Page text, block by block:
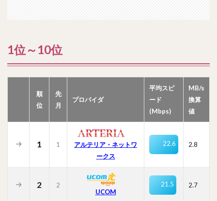
1位～10位
順
位
先
月
プロバイダ
平均スピ
ード
(Mbps)
MB/s
換算
値
1 1
アルテリア・ネットワ
ークス
22.6 2.8
2
2
UCOM
21.5 2.7